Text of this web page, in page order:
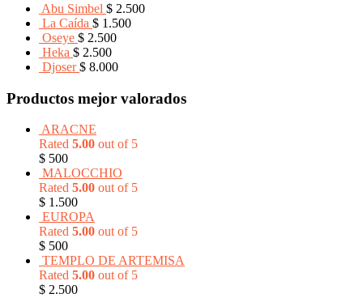
Abu Simbel $ 2.500
La Caída $ 1.500
Oseye $ 2.500
Heka $ 2.500
Djoser $ 8.000
Productos mejor valorados
ARACNE
Rated 5.00 out of 5
$ 500
MALOCCHIO
Rated 5.00 out of 5
$ 1.500
EUROPA
Rated 5.00 out of 5
$ 500
TEMPLO DE ARTEMISA
Rated 5.00 out of 5
$ 2.500